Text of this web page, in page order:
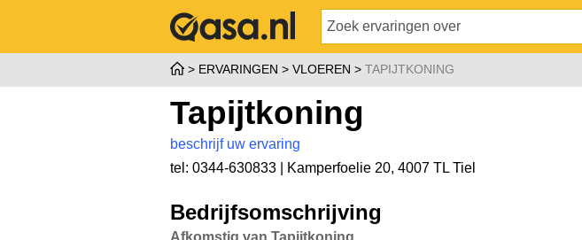
ERVARINGEN VLOEREN TAPIJTKONING
Tapijtkoning
beschrijf uw ervaring
tel: 0344-630833 |
Kamperfoelie 20, 4007 TL Tiel
Bedrijfsomschrijving
Afkomstig van Tapijtkoning